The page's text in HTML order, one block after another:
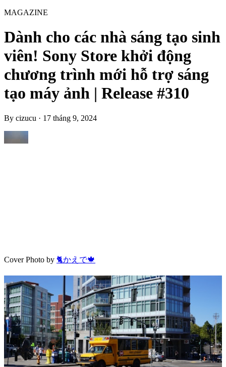
MAGAZINE
Dành cho các nhà sáng tạo sinh
viên! Sony Store khởi động
chương trình mới hỗ trợ sáng
tạo máy ảnh | Release #310
By cizucu · 17 tháng 9, 2024
Cover Photo by 🐈かえで🍁